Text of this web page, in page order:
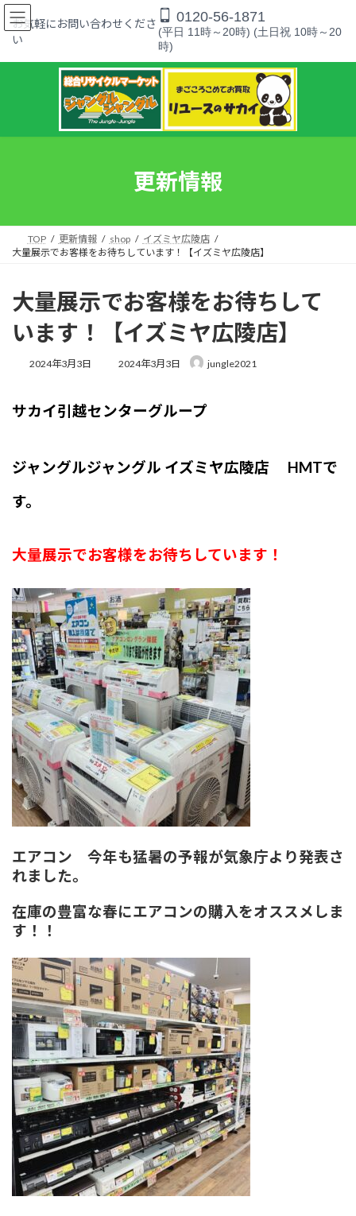
コ
ン
ッ
ナ
ビ
移
お気軽にお問い合わせくださ
い
0120-56-1871
(平日 11時～20時) (土日祝 10時～20
時)
更新情報
TOP 更新情報 shop
イズミヤ広陵店
大量展示でお客様をお待ちしています！【イズミヤ広陵店】
大量展示でお客様をお待ちして
います！【イズミヤ広陵店】
2024年3月3日
最
新
日
2024年3月3日 jungle2021
サカイ引越センターグループ
ジャングルジャングル イズミヤ広陵店 HMTで
す。
大量展示でお客様をお待ちしています！
エアコン 今年も猛暑の予報が気象庁より発表さ
れました。
在庫の豊富な春にエアコンの購入をオススメしま
す！！